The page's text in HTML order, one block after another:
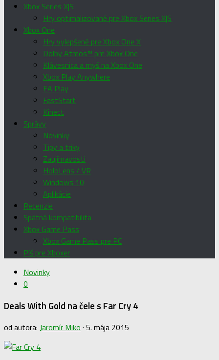
Xbox Series X|S
Hry optimalizované pre Xbox Series X|S
Xbox One
Hry vylepšené pre Xbox One X
Dolby Atmos™ pre Xbox One
Klávesnica a myš na Xbox One
Xbox Play Anywhere
EA Play
FastStart
Kinect
Správy
Novinky
Tipy a triky
Zaujímavosti
HoloLens / VR
Windows 10
Aplikácie
Recenzie
Spätná kompatibilita
Xbox Game Pass
Xbox Game Pass pre PC
Píš pre Xboxer
Novinky
0
Deals With Gold na čele s Far Cry 4
od autora: Jaromír Miko · 5. mája 2015